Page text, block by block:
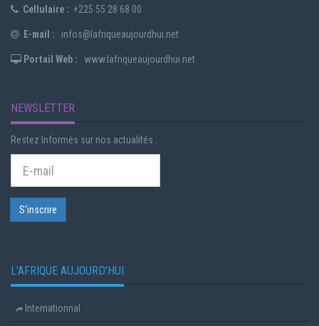
Cellulaire : +225 55 28 68 00
E-mail : infos@lafriqueaujourdhui.net
Portail Web : www.lafriqueaujourdhui.net
NEWSLETTER
Restez Informés sur nos actualités .
L'AFRIQUE AUJOURD'HUI
Internationnal